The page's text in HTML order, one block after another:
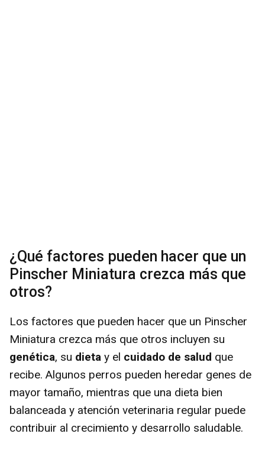
¿Qué factores pueden hacer que un
Pinscher Miniatura crezca más que
otros?
Los factores que pueden hacer que un Pinscher
Miniatura crezca más que otros incluyen su
genética, su dieta y el cuidado de salud que
recibe. Algunos perros pueden heredar genes de
mayor tamaño, mientras que una dieta bien
balanceada y atención veterinaria regular puede
contribuir al crecimiento y desarrollo saludable.